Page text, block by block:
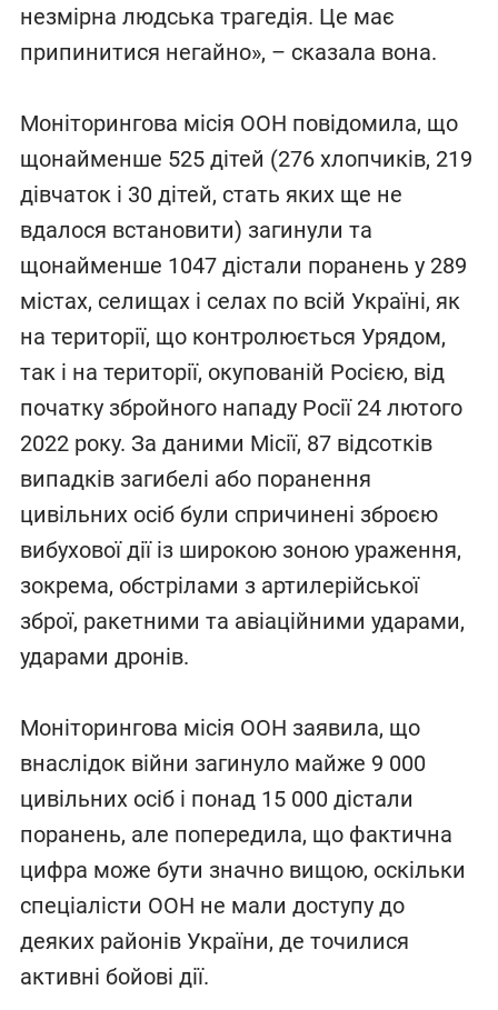
незмірна людська трагедія. Це має
припинитися негайно», – сказала вона.
Моніторингова місія ООН повідомила, що
щонайменше 525 дітей (276 хлопчиків, 219
дівчаток і 30 дітей, стать яких ще не
вдалося встановити) загинули та
щонайменше 1047 дістали поранень у 289
містах, селищах і селах по всій Україні, як
на території, що контролюється Урядом,
так і на території, окупованій Росією, від
початку збройного нападу Росії 24 лютого
2022 року. За даними Місії, 87 відсотків
випадків загибелі або поранення
цивільних осіб були спричинені зброєю
вибухової дії із широкою зоною ураження,
зокрема, обстрілами з артилерійської
зброї, ракетними та авіаційними ударами,
ударами дронів.
Моніторингова місія ООН заявила, що
внаслідок війни загинуло майже 9 000
цивільних осіб і понад 15 000 дістали
поранень, але попередила, що фактична
цифра може бути значно вищою, оскільки
спеціалісти ООН не мали доступу до
деяких районів України, де точилися
активні бойові дії.